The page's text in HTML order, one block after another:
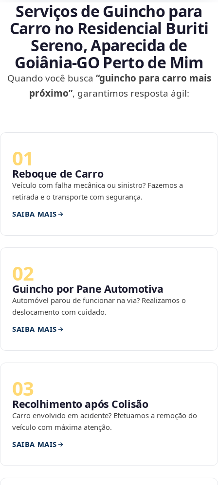
Serviços de Guincho para
Carro no Residencial Buriti
Sereno, Aparecida de
Goiânia‑GO Perto de Mim
Quando você busca “guincho para carro mais
próximo”, garantimos resposta ágil:
01
Reboque de Carro
Veículo com falha mecânica ou sinistro? Fazemos a
retirada e o transporte com segurança.
SAIBA MAIS
02
Guincho por Pane Automotiva
Automóvel parou de funcionar na via? Realizamos o
deslocamento com cuidado.
SAIBA MAIS
03
Recolhimento após Colisão
Carro envolvido em acidente? Efetuamos a remoção do
veículo com máxima atenção.
SAIBA MAIS